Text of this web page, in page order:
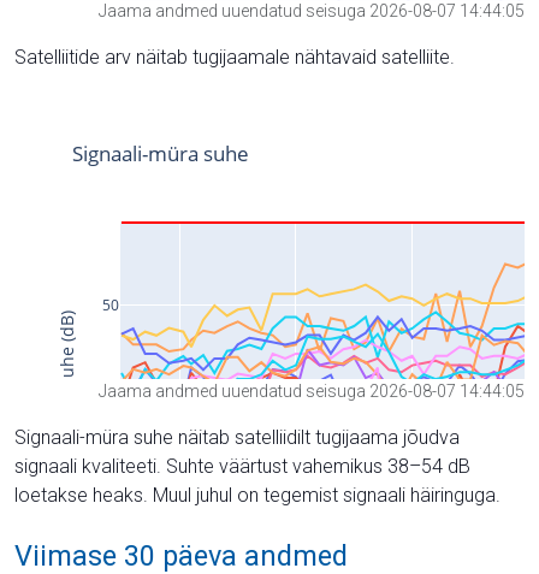
Jaama andmed uuendatud seisuga 2026-08-07 14:44:05
Satelliitide arv näitab tugijaamale nähtavaid satelliite.
Jaama andmed uuendatud seisuga 2026-08-07 14:44:05
Signaali-müra suhe näitab satelliidilt tugijaama jõudva
signaali kvaliteeti. Suhte väärtust vahemikus 38–54 dB
loetakse heaks. Muul juhul on tegemist signaali häiringuga.
Viimase 30 päeva andmed